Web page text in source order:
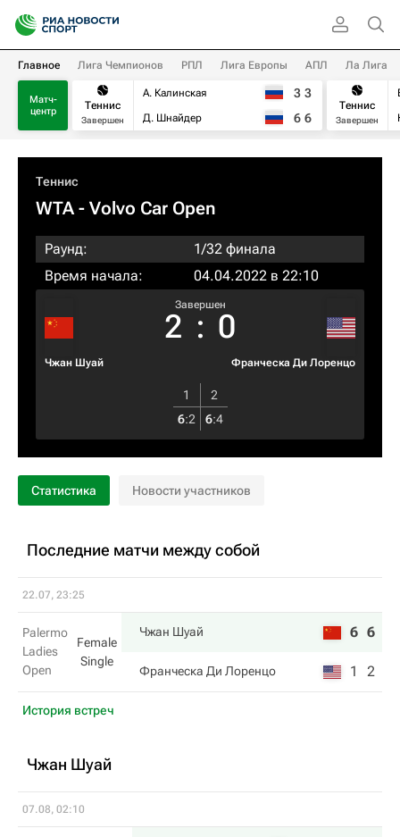
Главное Лига Чемпионов РПЛ Лига Европы АПЛ Ла Лига
Матч-
центр
Теннис
Завершен
А. Калинская
Д. Шнайдер
3 3
6 6
Теннис
Завершен
Теннис
WTA- Volvo Car Open
Раунд:
1/32 финала
Время начала:
04.04.2022 в 22:10
Чжан Шуай
Завершен
2 : 0
Франческа Ди Лоренцо
1
2
6:2 6:4
Статистика Новости участников
Последние матчи между собой
22.07, 23:25
Palermo
Ladies
Open
Female
Single
Чжан Шуай 6 6
Франческа Ди Лоренцо 1 2
История встреч
Чжан Шуай
07.08, 02:10